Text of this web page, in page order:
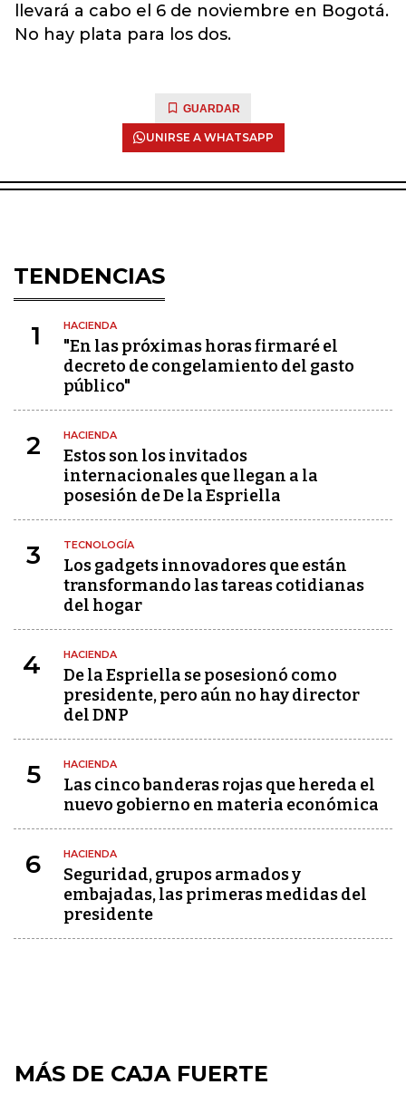
llevará a cabo el 6 de noviembre en Bogotá.
No hay plata para los dos.
GUARDAR
UNIRSE A WHATSAPP
TENDENCIAS
1 HACIENDA
"En las próximas horas firmaré el
decreto de congelamiento del gasto
público"
2 HACIENDA
Estos son los invitados
internacionales que llegan a la
posesión de De la Espriella
3 TECNOLOGÍA
Los gadgets innovadores que están
transformando las tareas cotidianas
del hogar
4 HACIENDA
De la Espriella se posesionó como
presidente, pero aún no hay director
del DNP
5 HACIENDA
Las cinco banderas rojas que hereda el
nuevo gobierno en materia económica
6 HACIENDA
Seguridad, grupos armados y
embajadas, las primeras medidas del
presidente
MÁS DE CAJA FUERTE